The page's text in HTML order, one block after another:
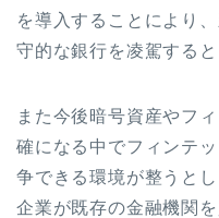
を導入することにより
守的な銀行を凌駕すると
また今後暗号資産やフ
確になる中でフィンテ
争できる環境が整うと
企業が既存の金融機関